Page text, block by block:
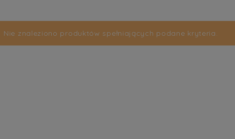
Nie znaleziono produktów spełniających podane kryteria.